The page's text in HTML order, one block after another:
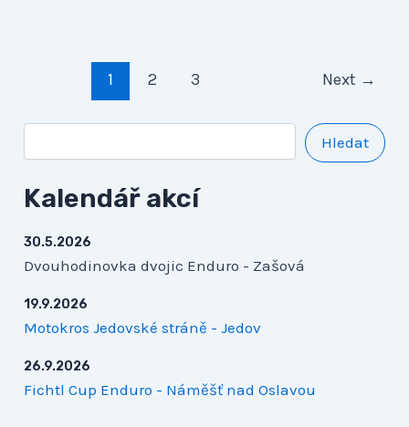
1 2 3 Next →
Hledat
Kalendář akcí
30.5.2026
Dvouhodinovka dvojic Enduro - Zašová
19.9.2026
Motokros Jedovské stráně - Jedov
26.9.2026
Fichtl Cup Enduro - Náměšť nad Oslavou